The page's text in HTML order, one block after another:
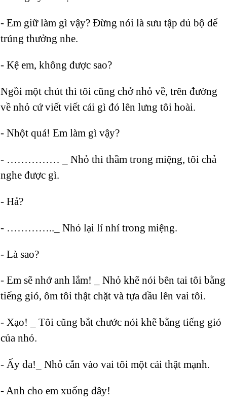
- Em giữ làm gì vậy? Đừng nói là sưu tập đủ bộ để
trúng thưởng nhe.
- Kệ em, không được sao?
Ngồi một chút thì tôi cũng chở nhỏ về, trên đường
về nhỏ cứ viết viết cái gì đó lên lưng tôi hoài.
- Nhột quá! Em làm gì vậy?
- …………… _ Nhỏ thì thầm trong miệng, tôi chả
nghe được gì.
- Hả?
- ………….._ Nhỏ lại lí nhí trong miệng.
- Là sao?
- Em sẽ nhớ anh lắm! _ Nhỏ khẽ nói bên tai tôi bằng
tiếng gió, ôm tôi thật chặt và tựa đầu lên vai tôi.
- Xạo! _ Tôi cũng bắt chước nói khẽ bằng tiếng gió
của nhỏ.
- Ấy da!_ Nhỏ cắn vào vai tôi một cái thật mạnh.
- Anh cho em xuống đây!